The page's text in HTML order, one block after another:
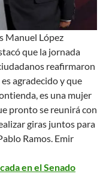
Manuel López
que la jornada
reafirmaron
agradecido y que
es una mujer
pronto se reunirá con
giras juntos para
Ramos. Emir
en el Senado